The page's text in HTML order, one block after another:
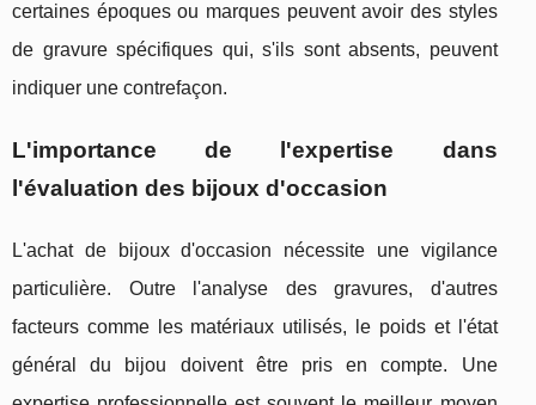
certaines époques ou marques peuvent avoir des styles
de gravure spécifiques qui, s'ils sont absents, peuvent
indiquer une contrefaçon.
L'importance de l'expertise dans
l'évaluation des bijoux d'occasion
L'achat de bijoux d'occasion nécessite une vigilance
particulière. Outre l'analyse des gravures, d'autres
facteurs comme les matériaux utilisés, le poids et l'état
général du bijou doivent être pris en compte. Une